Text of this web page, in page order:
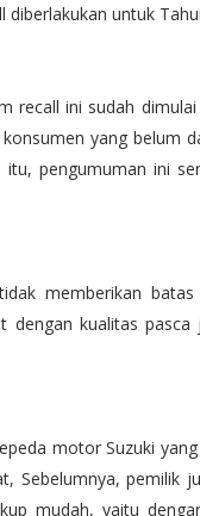
diberlakukan untuk
recall ini sudah
yang belum
pengumuman ini
memberikan
dengan kualitas
motor Suzuki
Sebelumnya, pemilik
mudah, yaitu